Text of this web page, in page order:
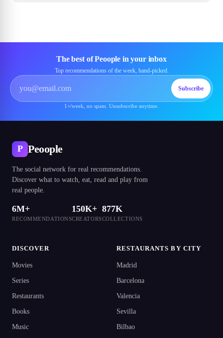
The best of Peoople in your inbox
Top recommendations of the week, hand-picked.
Subscribe
1×/week, no spam. Unsubscribe anytime.
P Peoople
The social network for real recommendations.
Discover what to watch, eat, read and play from
real people.
6M+
RECOMMENDATIONS
150K+
CREATORS
877K
COLLECTIONS
DISCOVER
Movies
Series
Restaurants
Books
Music
RESTAURANTS BY CITY
Madrid
Barcelona
Valencia
Sevilla
Bilbao